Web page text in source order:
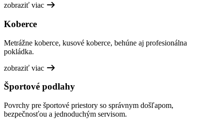
zobraziť viac
Koberce
Metrážne koberce, kusové koberce, behúne aj profesionálna
pokládka.
zobraziť viac
Športové podlahy
Povrchy pre športové priestory so správnym došľapom,
bezpečnosťou a jednoduchým servisom.